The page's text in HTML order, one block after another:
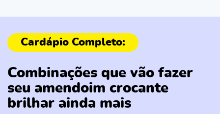
Combinações que vão fazer
seu amendoim crocante
brilhar ainda mais